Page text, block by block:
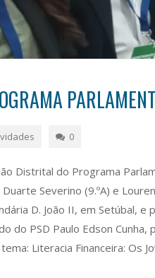
0
Distrital do Programa
Severino (9.ºA) e
D. João II, em Setúbal,
do PSD Paulo Edson
Literacia Financeira: Os